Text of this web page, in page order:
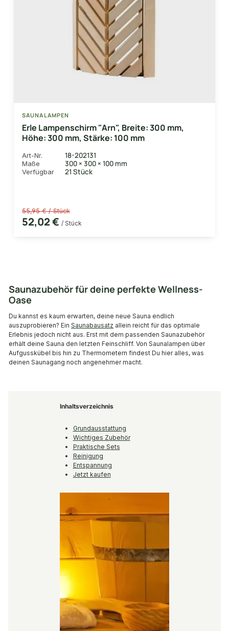
SAUNALAMPEN
Erle Lampenschirm "Arn", Breite: 300 mm,
Höhe: 300 mm, Stärke: 100 mm
Art-Nr. 18-202131
Maße 300 × 300 × 100 mm
Verfügbar 21 Stück
55,95 € / Stück
52,02 € / Stück
Saunazubehör für deine perfekte Wellness-
Oase
Du kannst es kaum erwarten, deine neue Sauna endlich
auszuprobieren? Ein Saunabausatz allein reicht für das optimale
Erlebnis jedoch nicht aus. Erst mit dem passenden Saunazubehör
erhält deine Sauna den letzten Feinschliff. Von Saunalampen über
Aufgusskübel bis hin zu Thermometern findest Du hier alles, was
deinen Saunagang noch angenehmer macht.
Inhaltsverzeichnis
Grundausstattung
Wichtiges Zubehör
Praktische Sets
Reinigung
Entspannung
Jetzt kaufen